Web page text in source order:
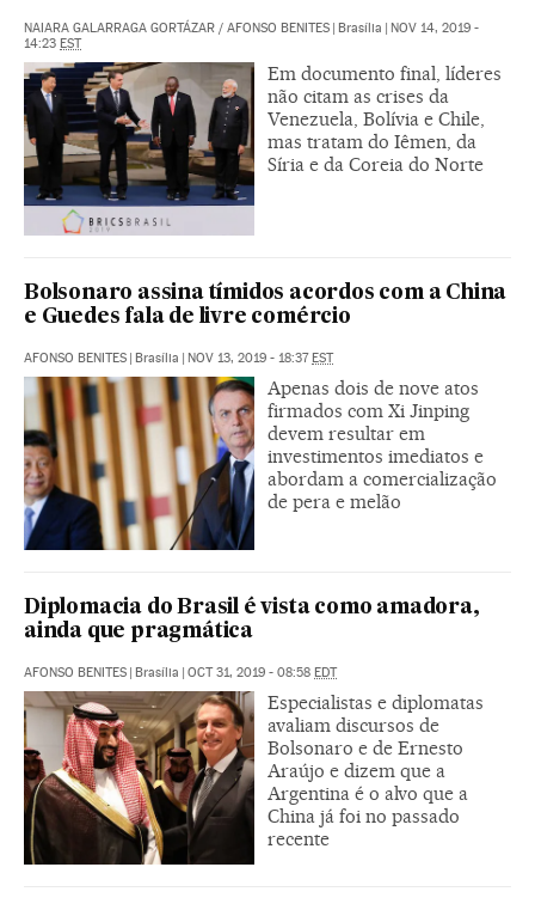
NAIARA GALARRAGA GORTÁZAR / AFONSO BENITES Brasília
NOV 14, 2019 -
14:23 EST
Em documento final, líderes
não citam as crises da
Venezuela, Bolívia e Chile,
mas tratam do Iêmen, da
Síria e da Coreia do Norte
Bolsonaro assina tímidos acordos com a China
e Guedes fala de livre comércio
AFONSO BENITES | Brasília | NOV 13, 2019 - 18:37EST
Apenas dois de nove atos
firmados com Xi Jinping
devem resultar em
investimentos imediatos e
abordam a comercialização
de pera e melão
Diplomacia do Brasil é vista como amadora,
ainda que pragmática
AFONSO BENITES | Brasília | OCT 31, 2019 - 08:58 EDT
Especialistas e diplomatas
avaliam discursos de
Bolsonaro e de Ernesto
Araújo e dizem que a
Argentina é o alvo que a
China já foi no passado
recente